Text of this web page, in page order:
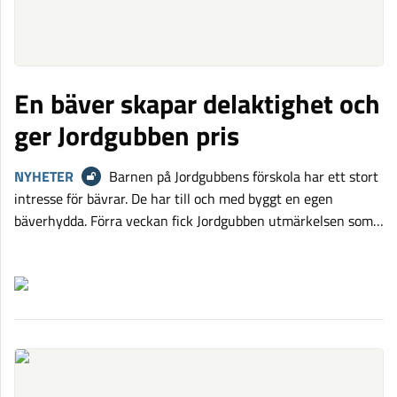
En bäver skapar delaktighet och
ger Jordgubben pris
NYHETER
Barnen på Jordgubbens förskola har ett stort
intresse för bävrar. De har till och med byggt en egen
bäverhydda. Förra veckan fick Jordgubben utmärkelsen som…